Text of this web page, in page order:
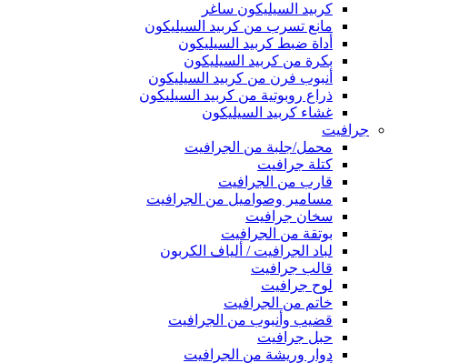
كربيد السيليكون ساغر
مانع تسرب من كربيد السيليكون
أداة ضبط كربيد السيليكون
بكرة من كربيد السيليكون
أنبوب فرن من كربيد السيليكون
ذراع روبوتية من كربيد السيليكون
غشاء كربيد السيليكون
جرافيت
محمل/جلبة من الجرافيت
كتلة جرافيت
قارب من الجرافيت
مسامير وصواميل من الجرافيت
سخان جرافيت
بوتقة من الجرافيت
لباد الجرافيت / ألياف الكربون
قالب جرافيت
لوح جرافيت
خاتم من الجرافيت
قضيب وأنبوب من الجرافيت
حبل جرافيت
دوار وريشة من الجرافيت